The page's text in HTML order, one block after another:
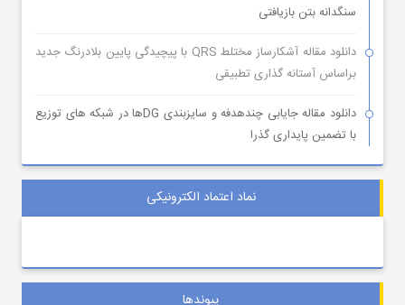
سنگدانه بتن بازیافتی
دانلود مقاله آشکارساز مختلط QRS با پیچیدگی پایین بلادرنگ جدید
براساس آستانه گذاری تطبیقی
دانلود مقاله جایابی چندهدفه و سایزبندی DGها در شبکه های توزیع
با تضمین پایداری گذرا
نماد اعتماد الکترونیکی
پیوندها